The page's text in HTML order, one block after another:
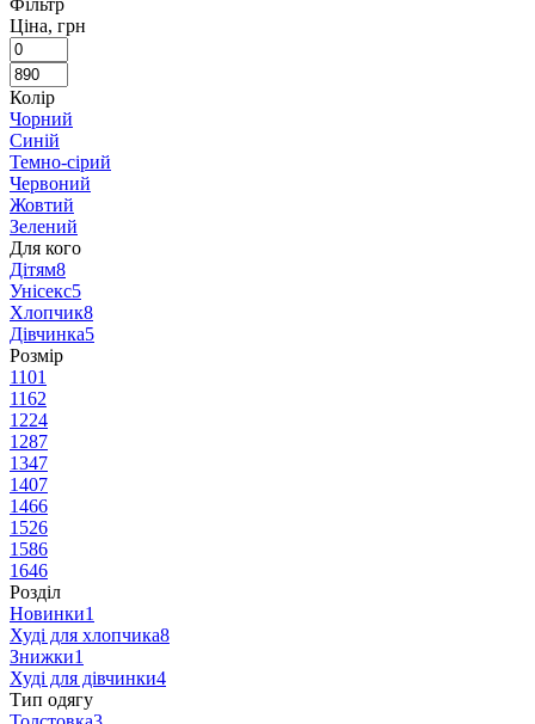
Ціна, грн
Колір
Чорний
Синій
Темно-сірий
Червоний
Жовтий
Зелений
Для кого
Дітям8
Унісекс5
Хлопчик8
Дівчинка5
Розмір
1101
1162
1224
1287
1347
1407
1466
1526
1586
1646
Розділ
Новинки1
Худі для хлопчика8
Знижки1
Худі для дівчинки4
Тип одягу